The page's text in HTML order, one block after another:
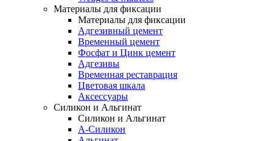
Материалы для фиксации
Материалы для фиксации
Адгезивный цемент
Временный цемент
Фосфат и Цинк цемент
Адгезивы
Временная реставрация
Цветовая шкала
Аксессуары
Силикон и Альгинат
Силикон и Альгинат
A-Силикон